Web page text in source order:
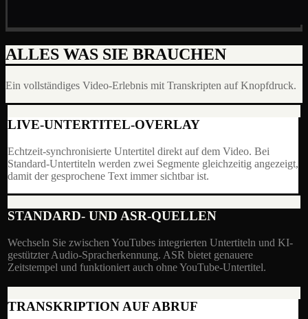
ALLES WAS SIE BRAUCHEN
Ein vollständiges Video-Erlebnis mit Transkripten auf Knopfdruck.
LIVE-UNTERTITEL-OVERLAY
Echtzeit-synchronisierte Untertitel direkt auf dem Video. Bei
Standard-Untertiteln werden zwei Segmente gleichzeitig angezeigt,
damit der gesprochene Text immer sichtbar ist.
STANDARD- UND ASR-QUELLEN
Wechseln Sie zwischen YouTubes integrierten Untertiteln und KI-
gestützter Audio-Spracherkennung. ASR bietet genauere
Zeitstempel und funktioniert auch ohne YouTube-Untertitel.
TRANSKRIPTION AUF ABRUF